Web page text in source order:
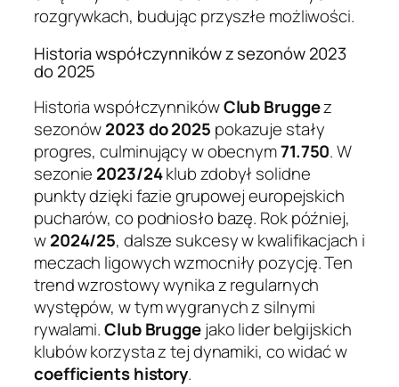
rozgrywkach, budując przyszłe możliwości.
Historia współczynników z sezonów 2023
do 2025
Historia współczynnikówClub Bruggez
sezonów2023 do 2025 pokazuje stały
progres, culminujący w obecnym71.750. W
sezonie 2023/24klub zdobył solidne
punkty dzięki fazie grupowej europejskich
pucharów, co podniosło bazę. Rok później,
w2024/25, dalsze sukcesy w kwalifikacjach i
meczach ligowych wzmocniły pozycję. Ten
trend wzrostowy wynika z regularnych
występów, w tym wygranych z silnymi
rywalami.Club Bruggejako lider belgijskich
klubów korzysta z tej dynamiki, co widać w
coefficients history.